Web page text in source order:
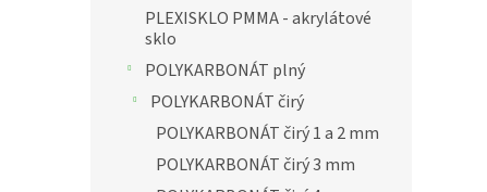
PLEXISKLO PMMA - akrylátové
sklo
POLYKARBONÁT plný
POLYKARBONÁT čirý
POLYKARBONÁT čirý 1 a 2 mm
POLYKARBONÁT čirý 3 mm